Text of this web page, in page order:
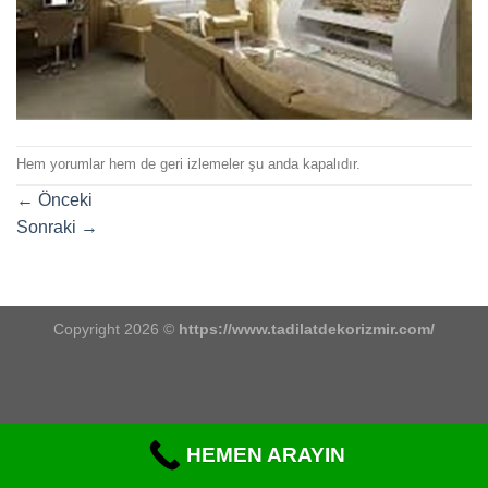
Hem yorumlar hem de geri izlemeler şu anda kapalıdır.
← Önceki
Sonraki →
Copyright 2026 © https://www.tadilatdekorizmir.com/
HEMEN ARAYIN